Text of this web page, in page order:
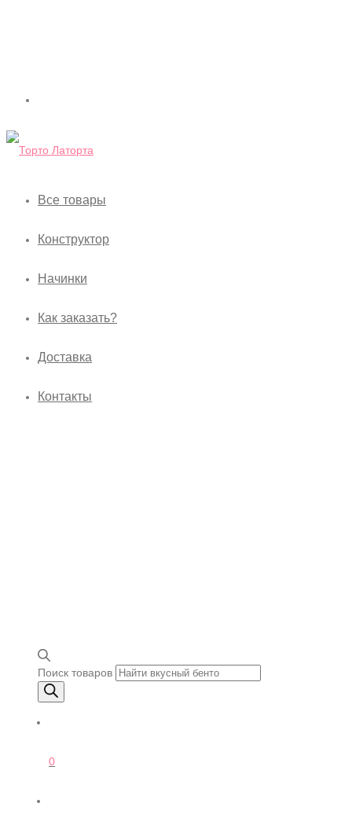
Все товары
Конструктор
Начинки
Как заказать?
Доставка
Контакты
Поиск товаров
0